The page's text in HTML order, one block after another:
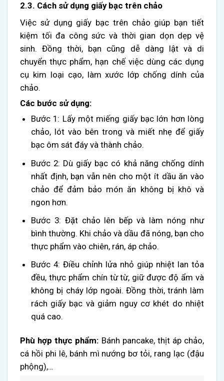
2.3. Cách sử dụng giấy bạc trên chảo
Việc sử dụng giấy bạc trên chảo giúp bạn tiết
kiệm tối đa công sức và thời gian dọn dẹp vệ
sinh. Đồng thời, bạn cũng dễ dàng lật và di
chuyển thực phẩm, hạn chế việc dùng các dụng
cụ kim loại cạo, làm xước lớp chống dính của
chảo.
Các bước sử dụng:
Bước 1: Lấy một miếng giấy bạc lớn hơn lòng
chảo, lót vào bên trong và miết nhẹ để giấy
bạc ôm sát đáy và thành chảo.
Bước 2: Dù giấy bạc có khả năng chống dính
nhất định, bạn vẫn nên cho một ít dầu ăn vào
chảo để đảm bảo món ăn không bị khô và
ngon hơn.
Bước 3: Đặt chảo lên bếp và làm nóng như
bình thường. Khi chảo và dầu đã nóng, bạn cho
thực phẩm vào chiên, rán, áp chảo.
Bước 4: Điều chỉnh lửa nhỏ giúp nhiệt lan tỏa
đều, thực phẩm chín từ từ, giữ được độ ẩm và
không bị cháy lớp ngoài. Đồng thời, tránh làm
rách giấy bạc và giảm nguy cơ khét do nhiệt
quá cao.
Phù hợp thực phẩm: Bánh pancake, thịt áp chảo,
cá hồi phi lê, bánh mì nướng bơ tỏi, rang lạc (đậu
phộng),…